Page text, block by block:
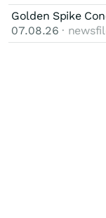
Golden Spike
07.08.26 ·